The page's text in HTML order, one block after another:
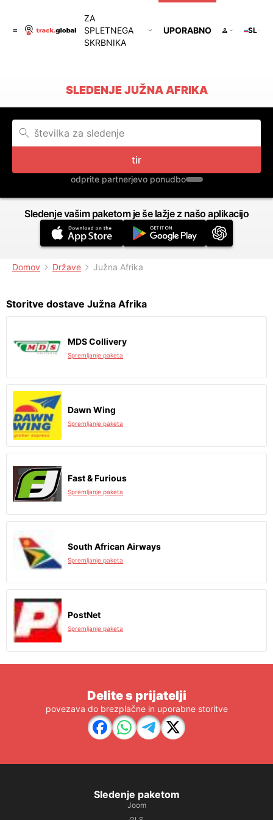
ZA
SPLETNEGA
SKRBNIKA
UPORABNO SL
SLEDENJE JUŽNA AFRIKA
tir
odprite partnerjevo ponudbo
Sledenje vašim paketom je še lažje z našo aplikacijo
Domov Države Južna Afrika
Storitve dostave Južna Afrika
MDS Collivery
Spremljanje paketa
Dawn Wing
Spremljanje paketa
Fast & Furious
Spremljanje paketa
South African Airways
Spremljanje paketa
PostNet
Spremljanje paketa
Delite s prijatelji
povezava do brezplačne in uporabne storitve
Sledenje paketom
Joom